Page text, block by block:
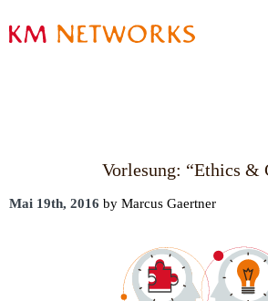
Kontakt
Vorlesung: “Ethics &
Mai 19th, 2016 by Marcus Gaertner